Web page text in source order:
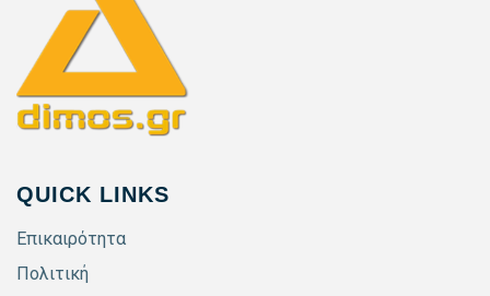
QUICK LINKS
Επικαιρότητα
Πολιτική